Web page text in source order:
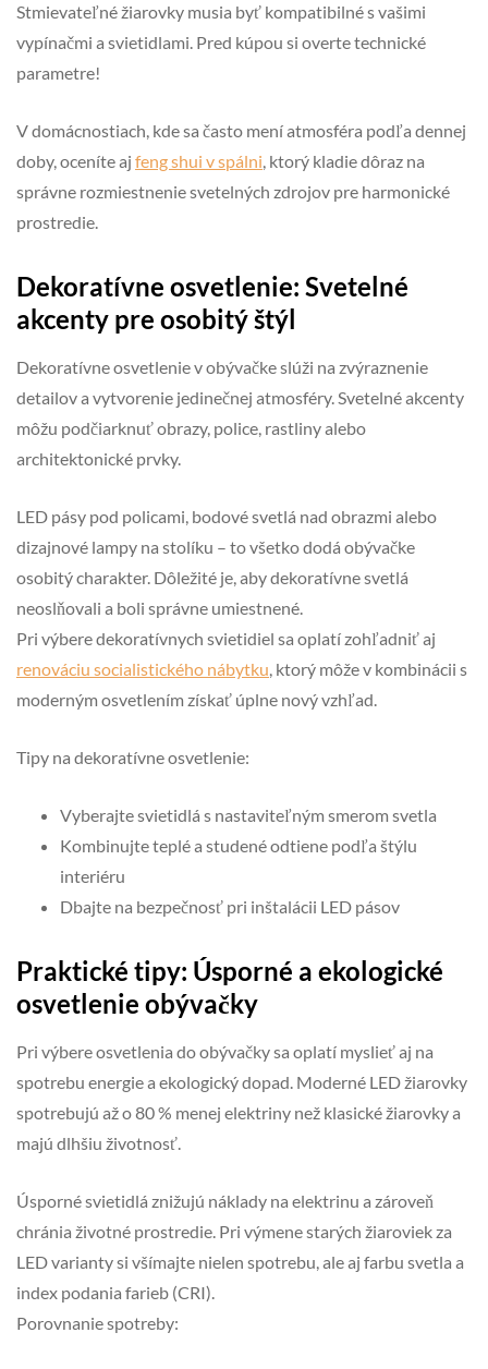
Stmievateľné žiarovky musia byť kompatibilné s vašimi
vypínačmi a svietidlami. Pred kúpou si overte technické
parametre!
V domácnostiach, kde sa často mení atmosféra podľa dennej
doby, oceníte aj feng shui v spálni, ktorý kladie dôraz na
správne rozmiestnenie svetelných zdrojov pre harmonické
prostredie.
Dekoratívne osvetlenie: Svetelné
akcenty pre osobitý štýl
Dekoratívne osvetlenie v obývačke slúži na zvýraznenie
detailov a vytvorenie jedinečnej atmosféry. Svetelné akcenty
môžu podčiarknuť obrazy, police, rastliny alebo
architektonické prvky.
LED pásy pod policami, bodové svetlá nad obrazmi alebo
dizajnové lampy na stolíku – to všetko dodá obývačke
osobitý charakter. Dôležité je, aby dekoratívne svetlá
neoslňovali a boli správne umiestnené.
Pri výbere dekoratívnych svietidiel sa oplatí zohľadniť aj
renováciu socialistického nábytku, ktorý môže v kombinácii s
moderným osvetlením získať úplne nový vzhľad.
Tipy na dekoratívne osvetlenie:
Vyberajte svietidlá s nastaviteľným smerom svetla
Kombinujte teplé a studené odtiene podľa štýlu
interiéru
Dbajte na bezpečnosť pri inštalácii LED pásov
Praktické tipy: Úsporné a ekologické
osvetlenie obývačky
Pri výbere osvetlenia do obývačky sa oplatí myslieť aj na
spotrebu energie a ekologický dopad. Moderné LED žiarovky
spotrebujú až o 80 % menej elektriny než klasické žiarovky a
majú dlhšiu životnosť.
Úsporné svietidlá znižujú náklady na elektrinu a zároveň
chránia životné prostredie. Pri výmene starých žiaroviek za
LED varianty si všímajte nielen spotrebu, ale aj farbu svetla a
index podania farieb (CRI).
Porovnanie spotreby: